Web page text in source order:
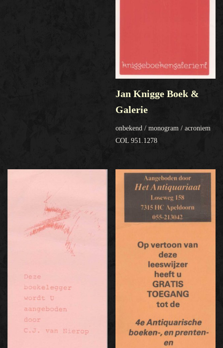
Jan Knigge Boek &
Galerie
onbekend / monogram / acroniem
COL 951.1278